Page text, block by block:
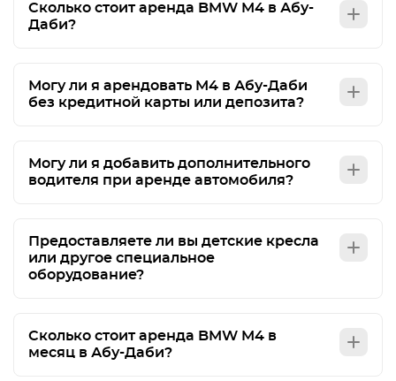
Сколько стоит аренда BMW M4 в Абу-
Даби?
Могу ли я арендовать M4 в Абу-Даби
без кредитной карты или депозита?
Могу ли я добавить дополнительного
водителя при аренде автомобиля?
Предоставляете ли вы детские кресла
или другое специальное
оборудование?
Сколько стоит аренда BMW M4 в
месяц в Абу-Даби?